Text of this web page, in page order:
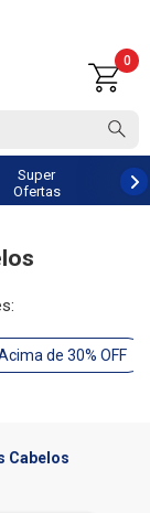
0
Super
Ofertas
de 30% OFF
Cabelos